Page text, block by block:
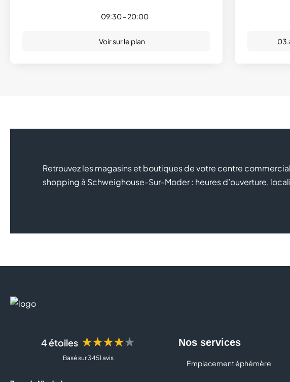
09:30 - 20:00
Voir sur le plan
Retrouvez les magasins et boutiques de votre centre
shopping à Schweighouse-Sur-Moder : heures d’ouverture,
4 étoiles ★★★★★
Basé sur 3 451 avis
Nos services
Emplacement éphémère